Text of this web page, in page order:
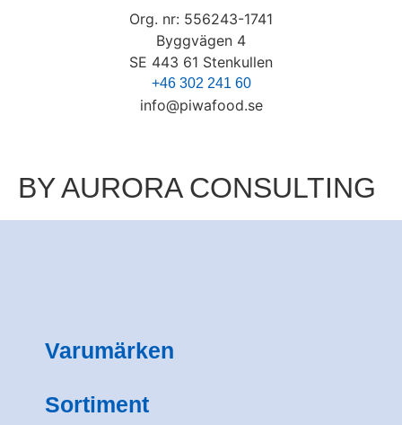
Org. nr: 556243-1741​
Byggvägen 4
SE 443 61 Stenkullen
+46 302 241 60
info@piwafood.se
BY AURORA CONSULTING
Varumärken
Sortiment